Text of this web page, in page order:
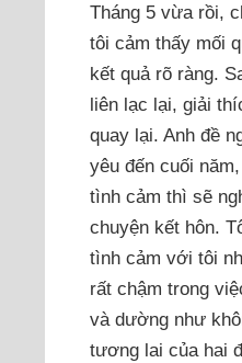
Tháng 5 vừa rồi,
tôi cảm thấy mối
kết quả rõ ràng.
liên lạc lại, giải
quay lại. Anh đề
yêu đến cuối
tình cảm thì sẽ
chuyện kết hôn.
tình cảm với tôi
rất chậm trong
và dường như
tương lai của hai